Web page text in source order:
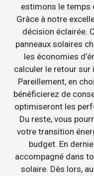
estimons le temps
Grâce à notre
décision éclairée.
panneaux solaires
les économies
calculer le retour
Pareillement, en
bénéficierez de
optimiseront les
Du reste, vous
votre transition
budget. En
accompagné dans
solaire. Dès lors,